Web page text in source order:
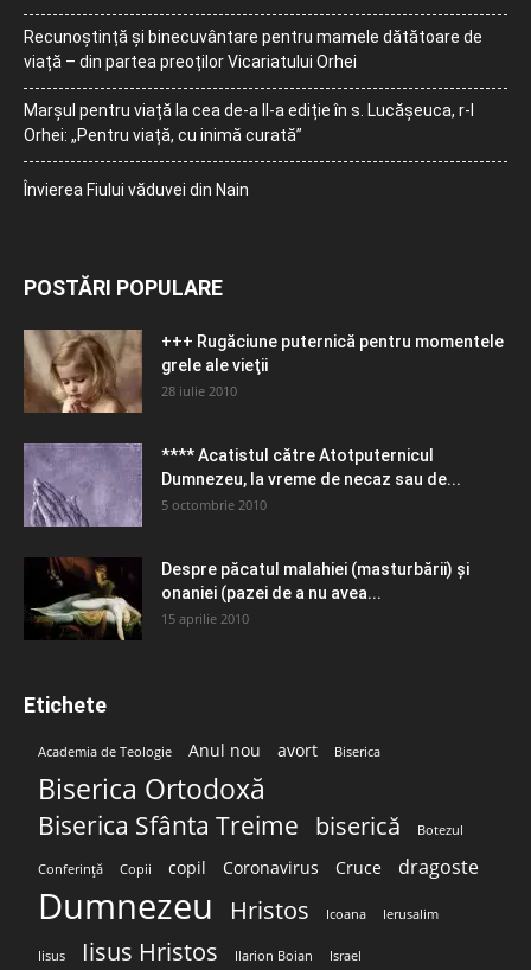
Recunoștință și binecuvântare pentru mamele dătătoare de
viață – din partea preoților Vicariatului Orhei
Marșul pentru viață la cea de-a II-a ediție în s. Lucășeuca, r-l
Orhei: „Pentru viață, cu inimă curată”
Învierea Fiului văduvei din Nain
POSTĂRI POPULARE
+++ Rugăciune puternică pentru momentele
grele ale vieţii
28 iulie 2010
**** Acatistul către Atotputernicul
Dumnezeu, la vreme de necaz sau de...
5 octombrie 2010
Despre păcatul malahiei (masturbării) şi
onaniei (pazei de a nu avea...
15 aprilie 2010
Etichete
Academia de Teologie Anul nou avort Biserica
Biserica Ortodoxă
Biserica Sfânta Treime biserică Botezul
Conferință Copii copil Coronavirus Cruce dragoste
Dumnezeu Hristos Icoana Ierusalim
Iisus Iisus Hristos Ilarion Boian Israel